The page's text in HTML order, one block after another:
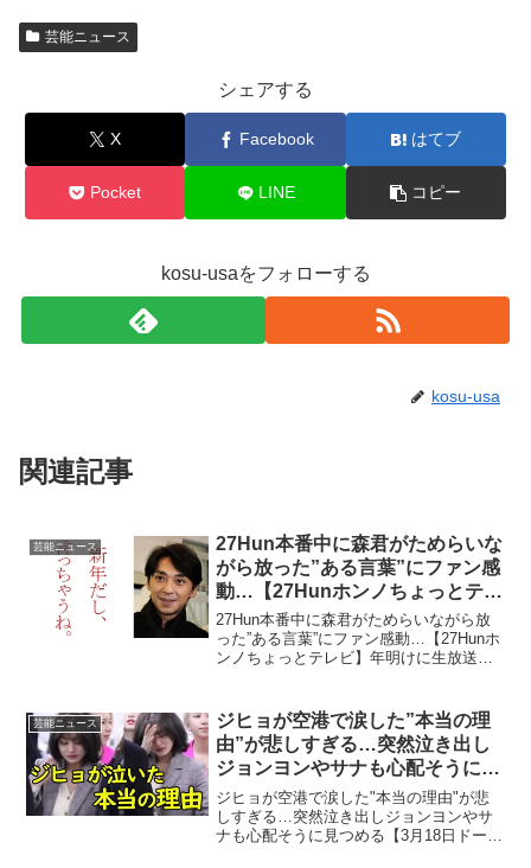
芸能ニュース
シェアする
X Facebook はてブ
Pocket LINE コピー
kosu-usaをフォローする
kosu-usa
関連記事
芸能ニュース
27Hun本番中に森君がためらいな
がら放った”ある言葉”にファン感
動…【27Hunホンノちょっとテレ
ビ】
27Hun本番中に森君がためらいながら放
った”ある言葉”にファン感動…【27Hunホ
ンノちょっとテレビ】年明けに生放送さ
ゲストも登場し話題を呼んでいます♪詳細
は本...
芸能ニュース
ジヒョが空港で涙した”本当の理
由”が悲しすぎる…突然泣き出し
ジョンヨンやサナも心配そうに見
つめる【3月18日ドームツアー
TWICE departure】
ジヒョが空港で涙した"本当の理由"が悲
しすぎる…突然泣き出しジョンヨンやサ
ナも心配そうに見つめる【3月18日ドーム